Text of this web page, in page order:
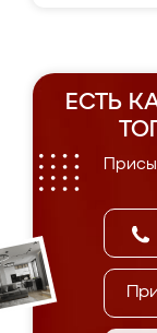
ЕСТЬ